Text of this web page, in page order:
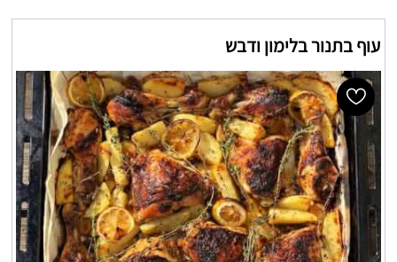
עוף בתנור בלימון ודבש